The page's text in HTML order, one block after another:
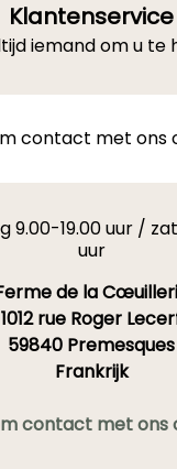
onzeselectie
planten
informatie,
ons dossier
teelt,
onderhoud"
Klantenservice
iemand om u te
contact met ons
9.00-19.00 uur /
uur
de la
1012 rue Roger
59840 Premesques
Frankrijk
contact met ons